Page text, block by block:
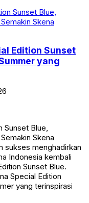
Edition Sunset
yang
Sunset Blue,
Skena
sukses menghadirkan
Indonesia kembali
Sunset Blue.
Special Edition
yang terinspirasi